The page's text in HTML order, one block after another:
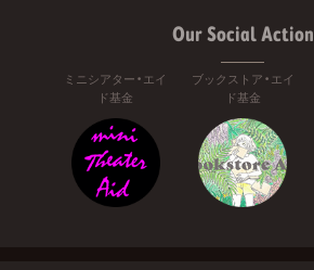
Our Social Action
ミニシアター・エイ
ド基金
ブックストア・エイ
ド基金